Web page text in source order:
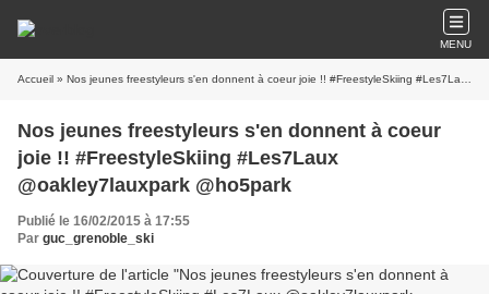
MENU
Accueil » Nos jeunes freestyleurs s'en donnent à coeur joie !! #FreestyleSkiing #Les7Laux @oakley7lauxpark @ho5park
Nos jeunes freestyleurs s'en donnent à coeur
joie !! #FreestyleSkiing #Les7Laux
@oakley7lauxpark @ho5park
Publié le 16/02/2015 à 17:55
Par guc_grenoble_ski